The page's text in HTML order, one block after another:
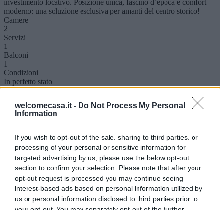
welcomecasa.it - Do Not Process My Personal
Information
If you wish to opt-out of the sale, sharing to third parties, or
processing of your personal or sensitive information for
targeted advertising by us, please use the below opt-out
section to confirm your selection. Please note that after your
opt-out request is processed you may continue seeing
interest-based ads based on personal information utilized by
us or personal information disclosed to third parties prior to
investimento locativo. Posizione unica, fascino d’epoca e comfort
moderno: una soluzione esclusiva per amanti del centro storico!
Camere
2
Servizi
1
Balconi
1
Condizioni
In perfetto stato
Riscaldamento
Cucina
Zanzariere